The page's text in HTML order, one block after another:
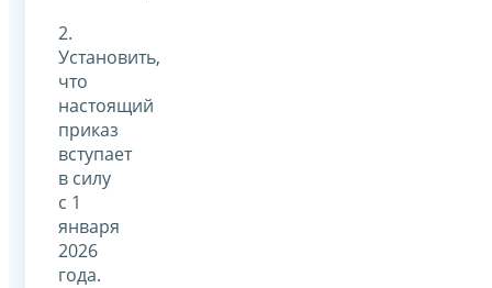
2.
Установить,
что
настоящий
приказ
вступает
в силу
с 1
января
2026
года.